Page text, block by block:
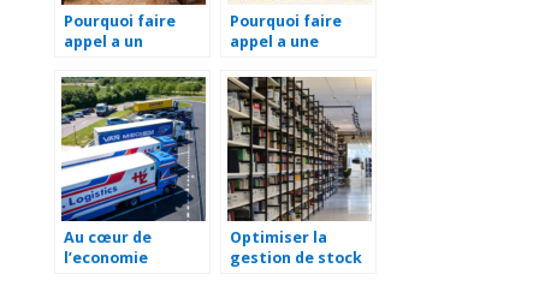
Pourquoi faire
appel a un
d’interieur pour la
renovation de
votre maison ?
Pourquoi faire
appel a une
fabrication de
ressort de torsion
sur mesure ?
Au cœur de
l’economie
Optimiser la
gestion de stock